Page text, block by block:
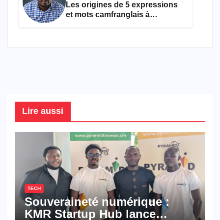
Les origines de 5 expressions
et mots camfranglais à
Lire aussi
TECH
Souveraineté numérique :
KMR Startup Hub lance